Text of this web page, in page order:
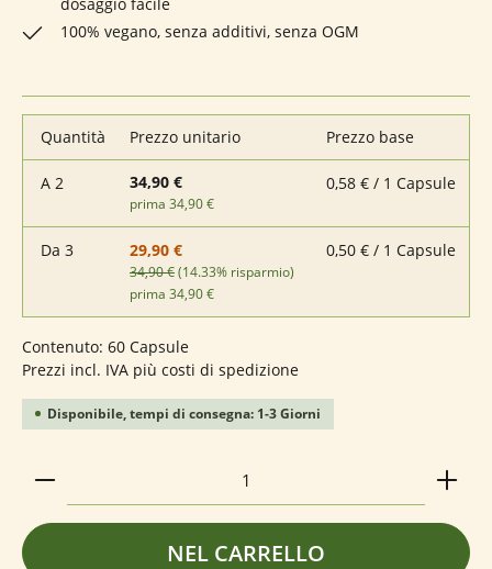
100% vegano, senza additivi, senza OGM
Quantità Prezzo unitario Prezzo base
A 2 34,90 €
prima 34,90 €
0,58 € / 1 Capsule
Da 3 29,90 €
34,90 €(14.33% risparmio)
prima 34,90 €
0,50 € / 1 Capsule
Contenuto: 60 Capsule
Prezzi incl. IVA più costi di spedizione
Disponibile, tempi di consegna: 1-3 Giorni
Quantità del prodotto: inserisci la quantità
NEL CARRELLO